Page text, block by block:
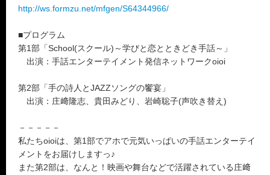
http://ws.formzu.net/mfgen/S64344966/
■プログラム
第1部「School(スクール)～学びと恋とときどき手話～」
出演：手話エンターテイメント発信ネットワークoioi
第2部「手の詩人とJAZZソングの饗宴」
出演：庄﨑隆志、貴田みどり、岩崎聡子(声吹き替え)
－－－－－
私たちoioiは、第1部でアホで元気いっぱいの手話エンターテイ
メントをお届けしますっ♪
また第2部は、なんと！映画や舞台などで活躍されている庄﨑